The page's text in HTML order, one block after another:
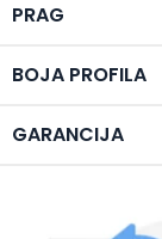
PRAG
BOJA PROFILA
GARANCIJA